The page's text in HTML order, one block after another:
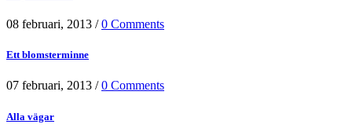
08 februari, 2013 /0 Comments
Ett blomsterminne
07 februari, 2013 /0 Comments
Alla vägar